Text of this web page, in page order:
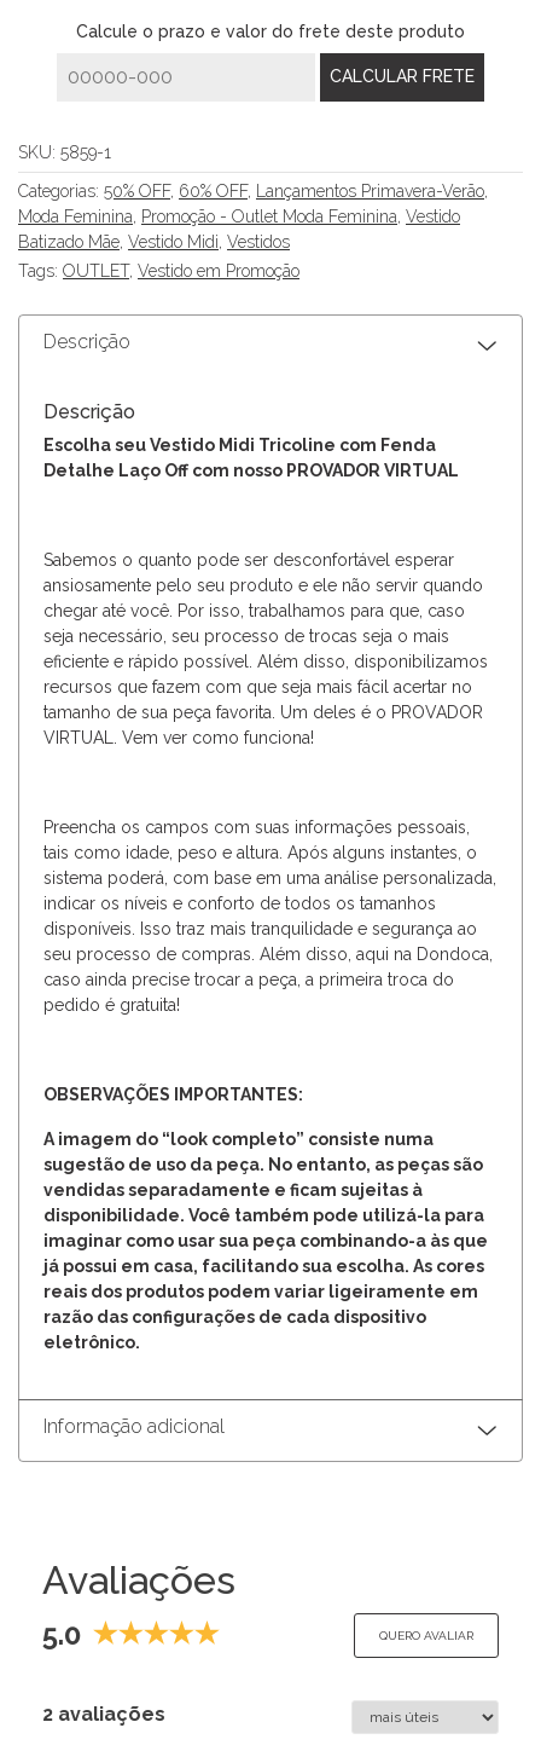
Calcule o prazo e valor do frete deste produto
SKU: 5859-1
Categorias: 50% OFF, 60% OFF, Lançamentos Primavera-Verão,
Moda Feminina, Promoção - Outlet Moda Feminina, Vestido
Batizado Mãe, Vestido Midi, Vestidos
Tags: OUTLET, Vestido em Promoção
Descrição
Descrição
Escolha seu Vestido Midi Tricoline com Fenda
Detalhe Laço Off com nosso PROVADOR VIRTUAL
Sabemos o quanto pode ser desconfortável esperar
ansiosamente pelo seu produto e ele não servir quando
chegar até você. Por isso, trabalhamos para que, caso
seja necessário, seu processo de trocas seja o mais
eficiente e rápido possível. Além disso, disponibilizamos
recursos que fazem com que seja mais fácil acertar no
tamanho de sua peça favorita. Um deles é o PROVADOR
VIRTUAL. Vem ver como funciona!
Preencha os campos com suas informações pessoais,
tais como idade, peso e altura. Após alguns instantes, o
sistema poderá, com base em uma análise personalizada,
indicar os níveis e conforto de todos os tamanhos
disponíveis. Isso traz mais tranquilidade e segurança ao
seu processo de compras. Além disso, aqui na Dondoca,
caso ainda precise trocar a peça, a primeira troca do
pedido é gratuita!
OBSERVAÇÕES IMPORTANTES:
A imagem do “look completo” consiste numa
sugestão de uso da peça. No entanto, as peças são
vendidas separadamente e ficam sujeitas à
disponibilidade. Você também pode utilizá-la para
imaginar como usar sua peça combinando-a às que
já possui em casa, facilitando sua escolha. As cores
reais dos produtos podem variar ligeiramente em
razão das configurações de cada dispositivo
eletrônico.
Informação adicional
Avaliações
5.0 QUERO AVALIAR
2 avaliações